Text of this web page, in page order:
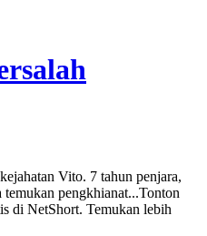
Vito. 7 tahun penjara,
pengkhianat...Tonton
di NetShort. Temukan lebih